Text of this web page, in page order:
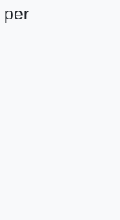
per